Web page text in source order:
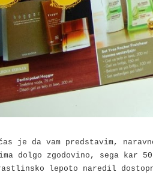
je da vam predstavim,
ima dolgo zgodovino, sega
lepoto naredil